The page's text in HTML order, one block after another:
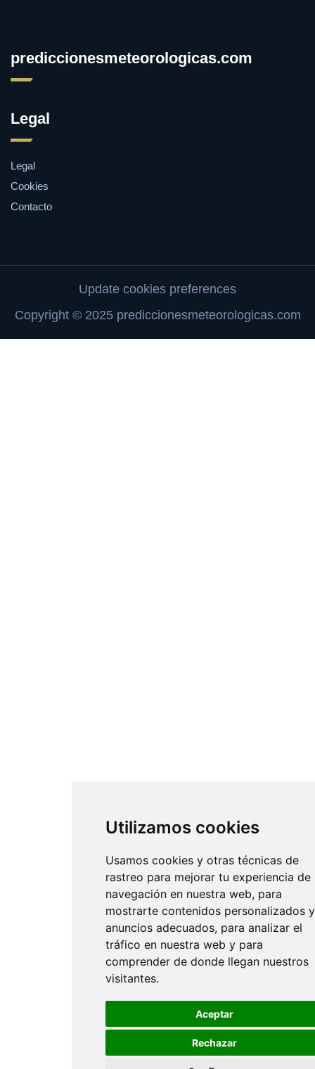
Utilizamos cookies
Usamos cookies y otras técnicas de
rastreo para mejorar tu experiencia de
navegación en nuestra web, para
mostrarte contenidos personalizados y
anuncios adecuados, para analizar el
tráfico en nuestra web y para
comprender de donde llegan nuestros
visitantes.
Aceptar
Rechazar
prediccionesmeteorologicas.com
Legal
Legal
Cookies
Contacto
Update cookies preferences
Copyright © 2025 prediccionesmeteorologicas.com